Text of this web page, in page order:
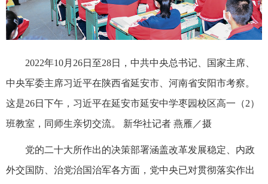
2022年10月26日至28日，中共中央总书记、国家主席、
中央军委主席习近平在陕西省延安市、河南省安阳市考察。
这是26日下午，习近平在延安市延安中学枣园校区高一（2）
班教室，同师生亲切交流。 新华社记者 燕雁／摄
党的二十大所作出的决策部署涵盖改革发展稳定、内政
外交国防、治党治国治军各方面，党中央已对贯彻落实作出